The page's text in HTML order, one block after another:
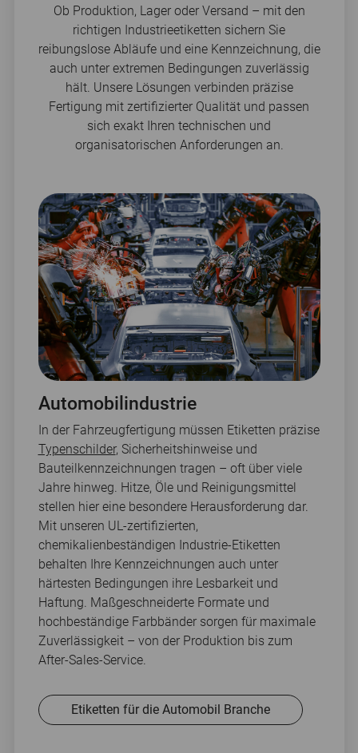
Ob Produktion, Lager oder Versand – mit den
richtigen Industrieetiketten sichern Sie
reibungslose Abläufe und eine Kennzeichnung, die
auch unter extremen Bedingungen zuverlässig
hält. Unsere Lösungen verbinden präzise
Fertigung mit zertifizierter Qualität und passen
sich exakt Ihren technischen und
organisatorischen Anforderungen an.
Automobilindustrie
In der Fahrzeugfertigung müssen Etiketten präzise
Typenschilder, Sicherheitshinweise und
Bauteilkennzeichnungen tragen – oft über viele
Jahre hinweg. Hitze, Öle und Reinigungsmittel
stellen hier eine besondere Herausforderung dar.
Mit unseren UL-zertifizierten,
chemikalienbeständigen Industrie-Etiketten
behalten Ihre Kennzeichnungen auch unter
härtesten Bedingungen ihre Lesbarkeit und
Haftung. Maßgeschneiderte Formate und
hochbeständige Farbbänder sorgen für maximale
Zuverlässigkeit – von der Produktion bis zum
After-Sales-Service.
Etiketten für die Automobil Branche